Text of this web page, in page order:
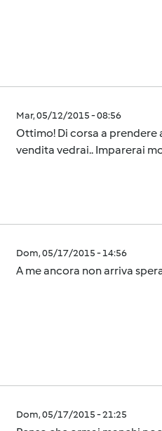
Mar, 05/12/2015 - 08:56
Ottimo! Di corsa a
vendita vedrai.. Imparerai
Dom, 05/17/2015 - 14:56
A me ancora non arriva
Dom, 05/17/2015 - 21:25